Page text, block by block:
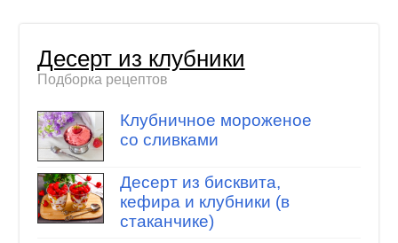
Десерт из клубники
Подборка рецептов
Клубничное мороженое
со сливками
Десерт из бисквита,
кефира и клубники (в
стаканчике)